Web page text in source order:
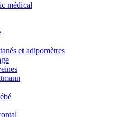
médical
et adipomètres